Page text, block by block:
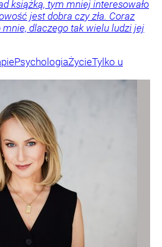
książką, tym mniej interesowało
jest dobra czy zła. Coraz
mnie, dlaczego tak wielu ludzi jej
PsychologiaŻycieTylko u